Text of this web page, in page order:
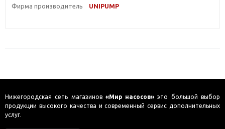
Фирма производитель UNIPUMP
Нижегородская сеть магазинов «Мир насосов» это большой выбор
продукции высокого качества и современный сервис дополнительных
услуг.